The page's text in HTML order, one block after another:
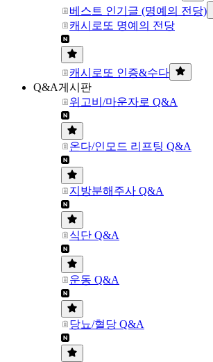
베스트 인기글 (명예의 전당)
캐시로또 명예의 전당
캐시로또 인증&수다
Q&A게시판
위고비/마운자로 Q&A
온다/인모드 리프팅 Q&A
지방분해주사 Q&A
식단 Q&A
운동 Q&A
당뇨/혈당 Q&A